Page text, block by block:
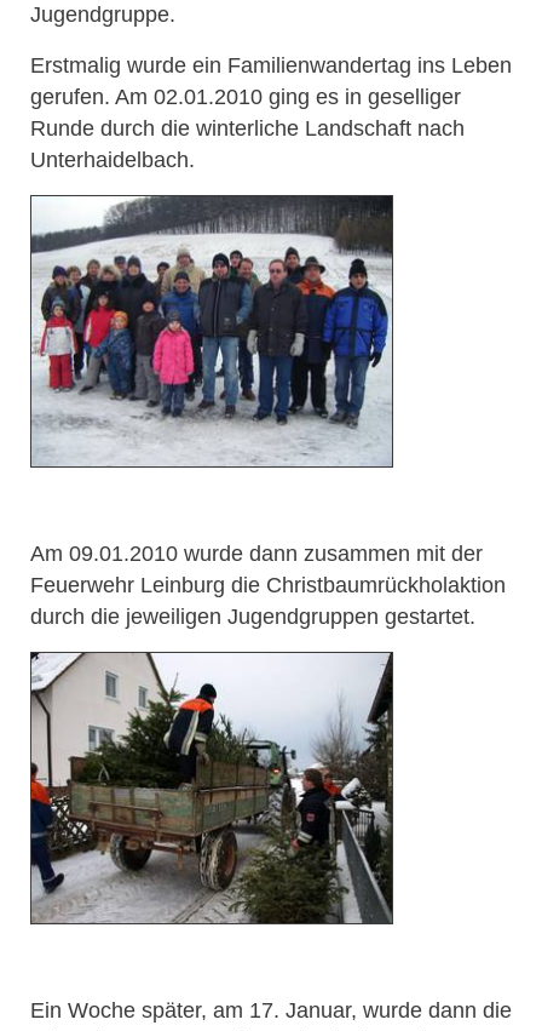
Jugendgruppe.
Erstmalig wurde ein Familienwandertag ins Leben
gerufen. Am 02.01.2010 ging es in geselliger
Runde durch die winterliche Landschaft nach
Unterhaidelbach.
Am 09.01.2010 wurde dann zusammen mit der
Feuerwehr Leinburg die Christbaumrückholaktion
durch die jeweiligen Jugendgruppen gestartet.
Ein Woche später, am 17. Januar, wurde dann die